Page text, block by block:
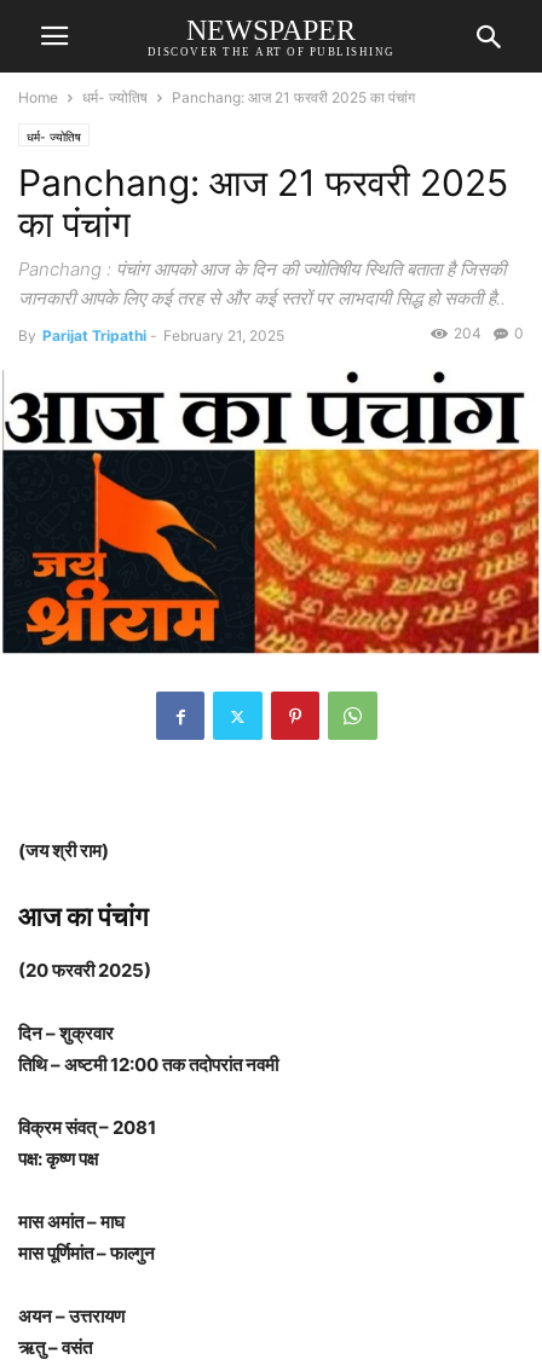
NEWSPAPER
DISCOVER THE ART OF PUBLISHING
Home धर्म- ज्योतिष Panchang: आज 21 फरवरी 2025 का पंचांग
धर्म- ज्योतिष
Panchang: आज 21 फरवरी 2025
का पंचांग
Panchang : पंचांग आपको आज के दिन की ज्योतिषीय स्थिति बताता है जिसकी
जानकारी आपके लिए कई तरह से और कई स्तरों पर लाभदायी सिद्ध हो सकती है..
By Parijat Tripathi - February 21, 2025 0
204
(जय श्री राम)
आज का पंचांग
(20 फरवरी 2025)
दिन – शुक्रवार
तिथि – अष्टमी 12:00 तक तदोपरांत नवमी
विक्रम संवत् – 2081
पक्ष: कृष्ण पक्ष
मास अमांत – माघ
मास पूर्णिमांत – फाल्गुन
अयन – उत्तरायण
ऋतु – वसंत